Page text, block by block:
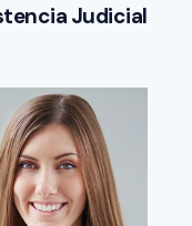
Judicial